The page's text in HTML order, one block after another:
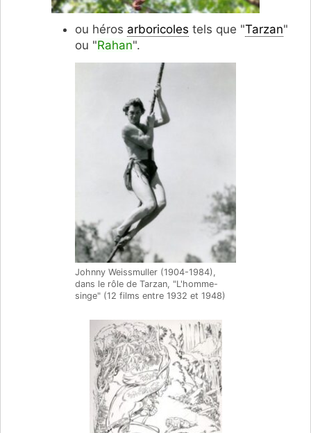
ou héros arboricoles tels que "Tarzan"
ou "Rahan".
Johnny Weissmuller (1904-1984),
dans le rôle de Tarzan, "L'homme-
singe" (12 films entre 1932 et 1948)